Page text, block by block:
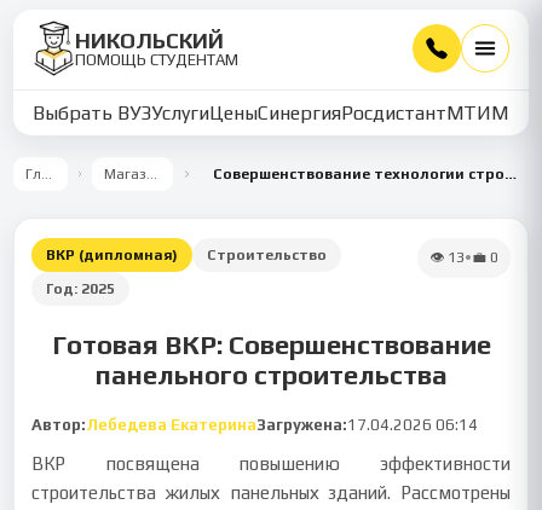
НИКОЛЬСКИЙ
ПОМОЩЬ СТУДЕНТАМ
Выбрать ВУЗУслугиЦеныСинергияРосдистантМТИММУ
Главная Магазин работ Совершенствование технологии строительства жилых панельных зданий
ВКР (дипломная)
Строительство
Год: 2025
👁 13•💼 0
Готовая ВКР: Совершенствование
панельного строительства
Автор:Лебедева ЕкатеринаЗагружена:17.04.2026 06:14
ВКР посвящена повышению эффективности
строительства жилых панельных зданий. Рассмотрены